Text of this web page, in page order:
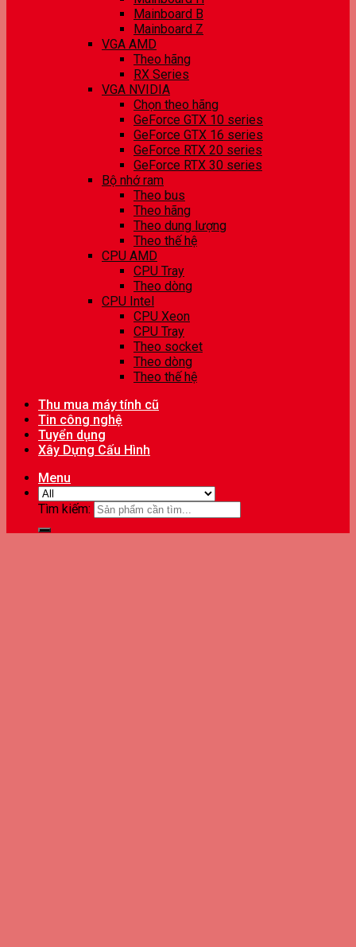
Mainboard B
Mainboard Z
VGA AMD
Theo hãng
RX Series
VGA NVIDIA
Chọn theo hãng
GeForce GTX 10 series
GeForce GTX 16 series
GeForce RTX 20 series
GeForce RTX 30 series
Bộ nhớ ram
Theo bus
Theo hãng
Theo dung lượng
Theo thế hệ
CPU AMD
CPU Tray
Theo dòng
CPU Intel
CPU Xeon
CPU Tray
Theo socket
Theo dòng
Theo thế hệ
Thu mua máy tính cũ
Tin công nghệ
Tuyển dụng
Xây Dựng Cấu Hình
Menu
Tìm kiếm: